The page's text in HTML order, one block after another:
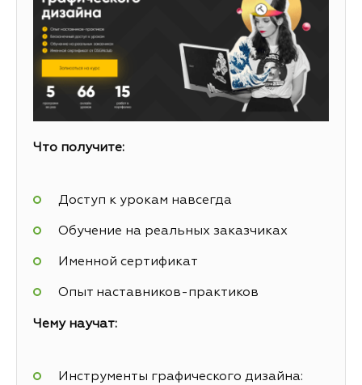
Что получите:
Доступ к урокам навсегда
Обучение на реальных заказчиках
Именной сертификат
Опыт наставников-практиков
Чему научат:
Инструменты графического дизайна: